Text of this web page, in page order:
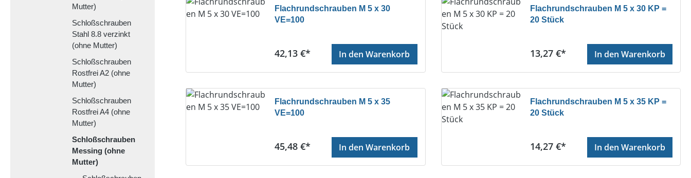
Mutter)
Schloßschrauben
Stahl 8.8 verzinkt
(ohne Mutter)
Schloßschrauben
Rostfrei A2 (ohne
Mutter)
Schloßschrauben
Rostfrei A4 (ohne
Mutter)
Schloßschrauben
Messing (ohne
Mutter)
Flachrundschrauben M 5 x 30
VE=100
Regulärer Preis:
42,13 €* In den Warenkorb
Flachrundschrauben M 5 x 30 KP =
20 Stück
Regulärer Preis:
13,27 €* In den Warenkorb
Flachrundschrauben M 5 x 35
VE=100
Regulärer Preis:
45,48 €* In den Warenkorb
Flachrundschrauben M 5 x 35 KP =
20 Stück
Regulärer Preis:
14,27 €* In den Warenkorb